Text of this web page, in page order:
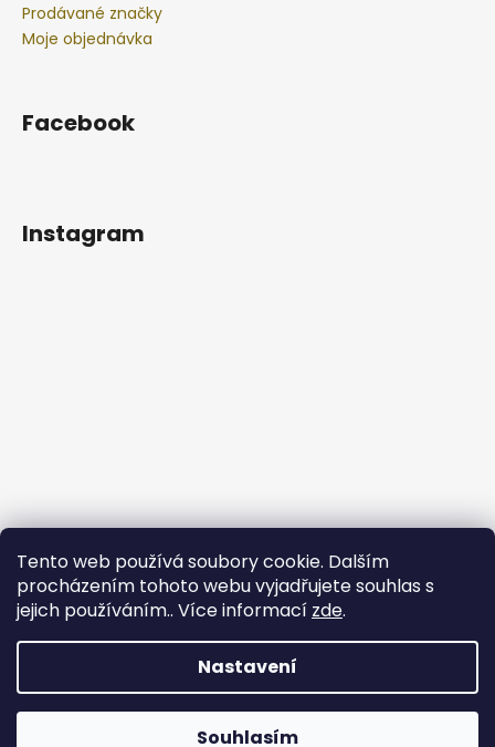
Tento web používá soubory cookie. Dalším
procházením tohoto webu vyjadřujete souhlas s
jejich používáním.. Více informací zde.
Nastavení
Souhlasím
Prodávané značky
Moje objednávka
Facebook
Instagram
Copyright 2026nadhernevlasy.cz. Všechna práva
vyhrazena.